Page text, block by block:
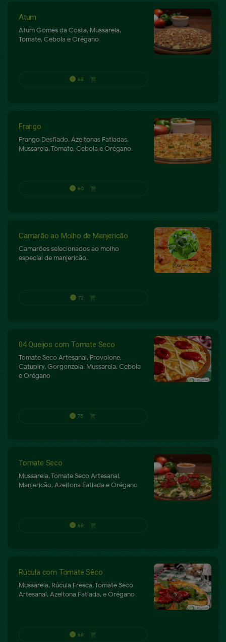
P
Atum
Atum Gomes da Costa, Mussarela,
Tomate, Cebola e Orégano
Frango
Frango Desfiado, Azeitonas Fatiadas,
Mussarela, Tomate, Cebola e Orégano.
Camarão ao Molho de Manjericão
Camarões selecionados ao molho
especial de manjericão.
04 Queijos com Tomate Seco
Tomate Seco Artesanal, Provolone,
Catupiry, Gorgonzola, Mussarela, Cebola
e Orégano
Tomate Seco
Mussarela, Tomate Seco Artesanal,
Manjericão, Azeitona Fatiada e Orégano
Rúcula com Tomate Sêco
Mussarela, Rúcula Fresca, Tomate Seco
Artesanal, Azeitona Fatiada, e Orégano